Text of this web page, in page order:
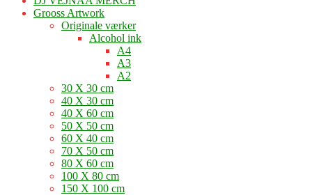
Grooss Artwork
Originale værker
Alcohol ink
A4
A3
A2
30 X 30 cm
40 X 30 cm
40 X 60 cm
50 X 50 cm
60 X 40 cm
70 X 50 cm
80 X 60 cm
100 X 80 cm
150 X 100 cm